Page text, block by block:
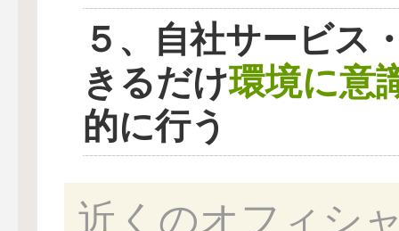
５、自社サービス
きるだけ環境に意
的に行う
近くのオフィシ